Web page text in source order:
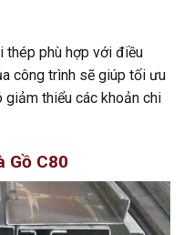
thép phù hợp với điều
công trình sẽ giúp tối ưu
thiểu các khoản chi
Gồ C80